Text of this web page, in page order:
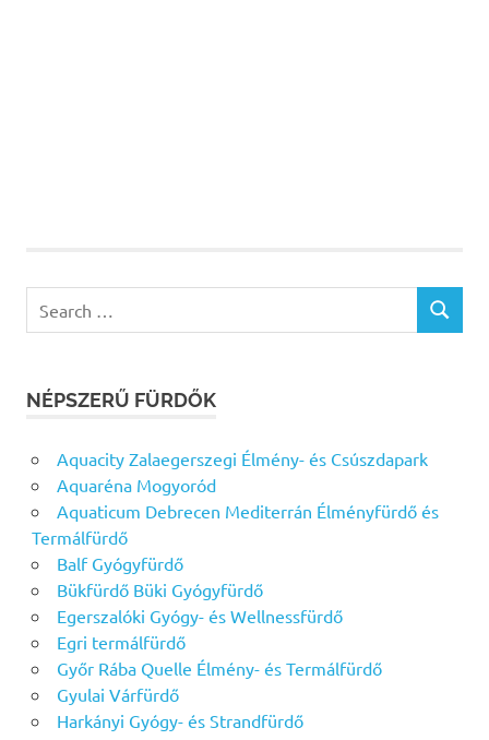
for:
SEARCH
NÉPSZERŰ FÜRDŐK
Aquacity Zalaegerszegi Élmény- és Csúszdapark
Aquaréna Mogyoród
Aquaticum Debrecen Mediterrán Élményfürdő és
Termálfürdő
Balf Gyógyfürdő
Bükfürdő Büki Gyógyfürdő
Egerszalóki Gyógy- és Wellnessfürdő
Egri termálfürdő
Győr Rába Quelle Élmény- és Termálfürdő
Gyulai Várfürdő
Harkányi Gyógy- és Strandfürdő